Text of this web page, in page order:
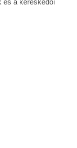
és a kereskedői